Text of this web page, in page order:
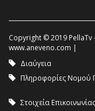
Copyright © 2019
www.aneveno.com |
Διαύγεια
Πληροφορίες Νομού
Στοιχεία Επικοινωνίας